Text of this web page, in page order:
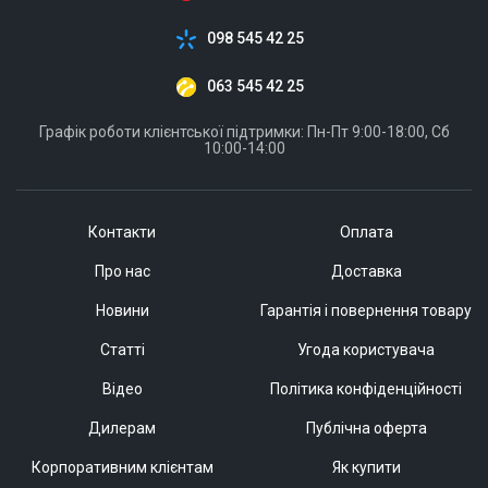
Контакти
Про нас
Новини
Статті
Відео
Дилерам
Корпоративним клієнтам
Оплата
Доставка
Гарантія і повернення товару
Угода користувача
Політика конфіденційності
Публічна оферта
Як купити
098 545 42 25
063 545 42 25
Графік роботи клієнтської підтримки: Пн-Пт 9:00-18:00, Сб
10:00-14:00